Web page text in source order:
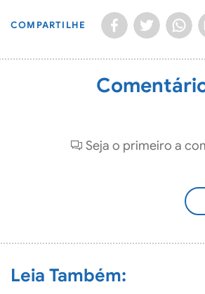
COMPARTILHE
Seja o primeiro a
Leia Também: